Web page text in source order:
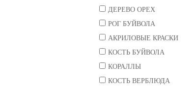
ДЕРЕВО ОРЕХ
РОГ БУЙВОЛА
АКРИЛОВЫЕ КРАСКИ
КОСТЬ БУЙВОЛА
КОРАЛЛЫ
КОСТЬ ВЕРБЛЮДА